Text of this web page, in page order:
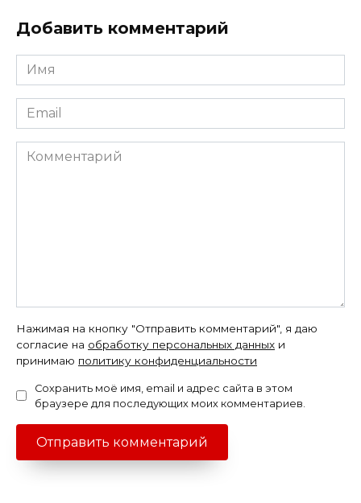
Добавить комментарий
Имя
*
Email
*
Комментарий
Нажимая на кнопку "Отправить комментарий", я даю
согласие на обработку персональных данных и
принимаю политику конфиденциальности
Сохранить моё имя, email и адрес сайта в этом
браузере для последующих моих комментариев.